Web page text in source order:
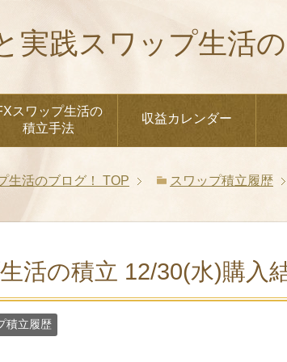
実践スワップ生活の
スワップ生活の
積立手法
収益カレンダー
生活のブログ！ TOP スワップ積立履歴
活の積立 12/30(水)購入
積立履歴